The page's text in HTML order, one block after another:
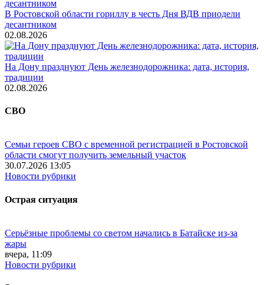
В Ростовской области гориллу в честь Дня ВДВ приодели
десантником
02.08.2026
На Дону празднуют День железнодорожника: дата, история,
традиции
02.08.2026
СВО
Семьи героев СВО с временной регистрацией в Ростовской
области смогут получить земельный участок
30.07.2026 13:05
Новости рубрики
Острая ситуация
Серьёзные проблемы со светом начались в Батайске из-за
жары
вчера, 11:09
Новости рубрики